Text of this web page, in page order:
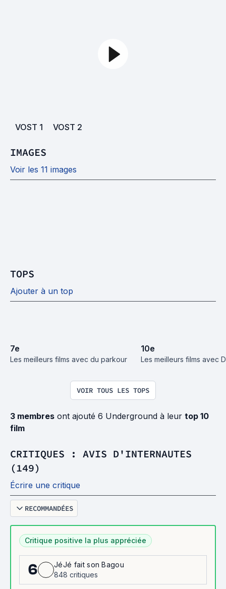
VOST 1 VOST 2
IMAGES
Voir les 11 images
TOPS
Ajouter à un top
7e
Les meilleurs films avec du parkour
10e
Les meilleurs films avec
VOIR TOUS LES TOPS
3 membres ont ajouté 6 Underground à leur top 10
film
CRITIQUES : AVIS D'INTERNAUTES
(149)
Écrire une critique
RECOMMANDÉES
Critique positive la plus appréciée
6
JéJé fait son Bagou
848 critiques